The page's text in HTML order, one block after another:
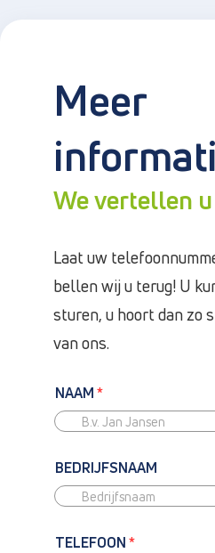
Meer
We vertellen
Laat uw
bellen wij u terug! U
sturen, u hoort dan zo
van ons.
NAAM*
BEDRIJFSNAAM
TELEFOON*